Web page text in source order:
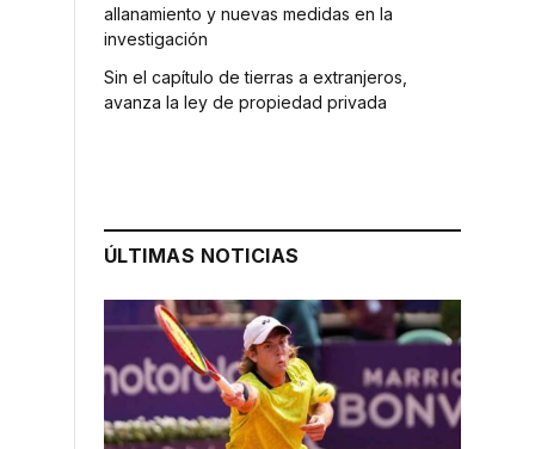
allanamiento y nuevas medidas en la
investigación
Sin el capítulo de tierras a extranjeros,
avanza la ley de propiedad privada
ÚLTIMAS NOTICIAS